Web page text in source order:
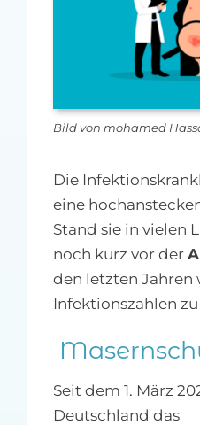
Ihre Werbung auf
nach:Bild von mohamed
Die
eine
Stand sie in vielen
noch kurz vor der
den letzten Jahren
Infektionszahlen
Seit dem 1. März
Deutschland das